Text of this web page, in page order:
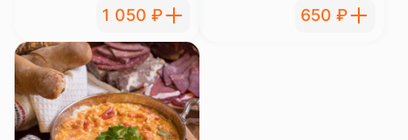
1 050 ₽ 650 ₽